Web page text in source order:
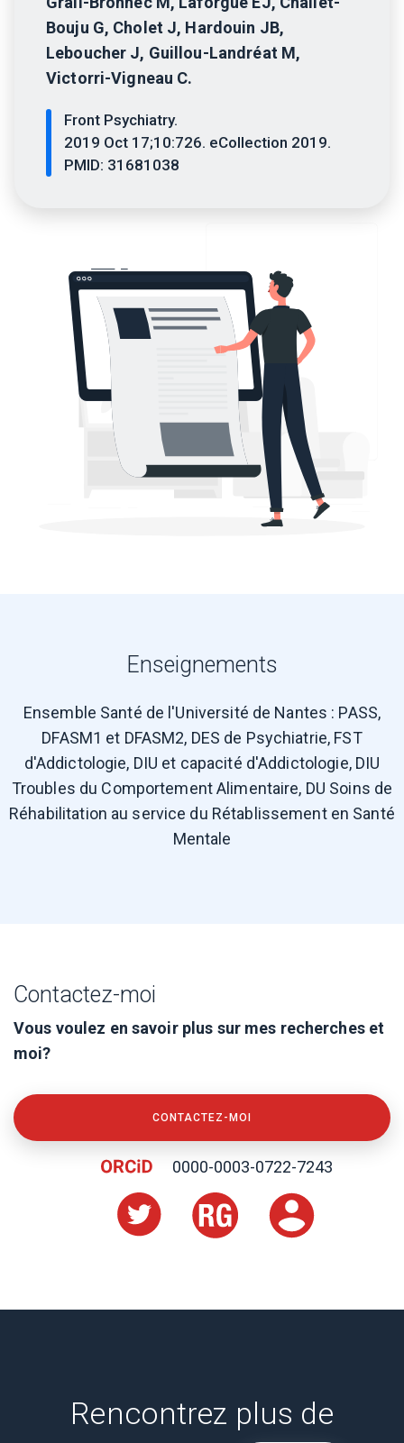
Bouju G, Cholet J, Hardouin JB,
Leboucher J, Guillou-Landréat M,
Victorri-Vigneau C.
Front Psychiatry.
2019 Oct 17;10:726. eCollection 2019.
PMID: 31681038
Enseignements
Ensemble Santé de l'Université de Nantes : PASS,
DFASM1 et DFASM2, DES de Psychiatrie, FST
d'Addictologie, DIU et capacité d'Addictologie, DIU
Troubles du Comportement Alimentaire, DU Soins de
Réhabilitation au service du Rétablissement en Santé
Mentale
Contactez-moi
Vous voulez en savoir plus sur mes recherches et
moi?
CONTACTEZ-MOI
0000-0003-0722-7243
Rencontrez plus de